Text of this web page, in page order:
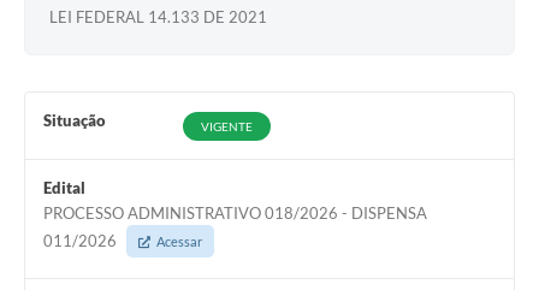
LEI FEDERAL 14.133 DE 2021
Situação VIGENTE
Edital
PROCESSO ADMINISTRATIVO 018/2026 - DISPENSA
011/2026
Acessar